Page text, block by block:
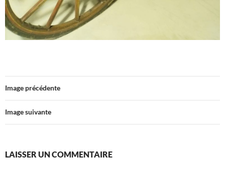
Image précédente
Image suivante
LAISSER UN COMMENTAIRE